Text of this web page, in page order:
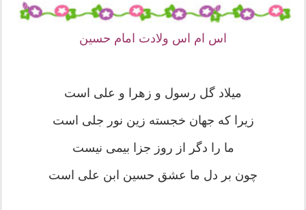
اس ام اس ولادت امام حسین
میلاد گل رسول و زهرا و علی است
زیرا که جهان خجسته زین نور جلی است
ما را دگر از روز جزا بیمی نیست
چون بر دل ما عشق حسین ابن علی است